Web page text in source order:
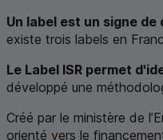
Un label est un signe
existe trois labels en
Le Label ISR permet
développé une
Créé par le ministère de
orienté vers le